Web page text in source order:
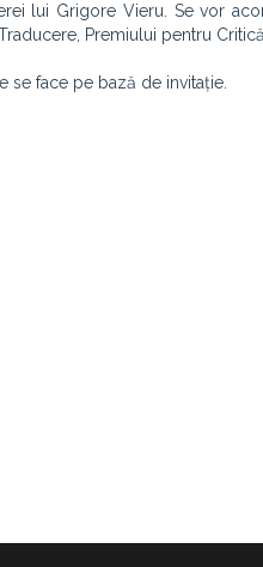
lui Grigore Vieru. Se vor
Premiului pentru
se face pe bază de invitație.